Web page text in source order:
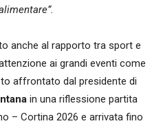
anche al rapporto tra sport e
ai grandi eventi come
affrontato dal presidente di
in una riflessione partita
– Cortina 2026 e arrivata fino